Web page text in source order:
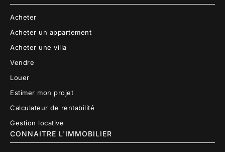
Acheter
Acheter un appartement
Acheter une villa
Vendre
Louer
Estimer mon projet
Calculateur de rentabilité
Gestion locative
CONNAITRE L'IMMOBILIER